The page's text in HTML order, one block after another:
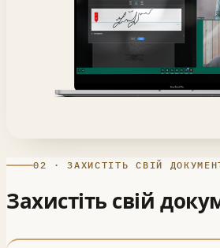
02 · ЗАХИСТІТЬ СВІЙ
Захистіть свій